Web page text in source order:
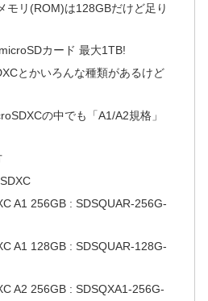
モリ(ROM)は128GBだけど足り
カード 最大1TB!
とかいろんな種類があるけど
の中でも「A1/A2規格」
A1 256GB : SDSQUAR-256G-
A1 128GB : SDSQUAR-128G-
A2 256GB : SDSQXA1-256G-